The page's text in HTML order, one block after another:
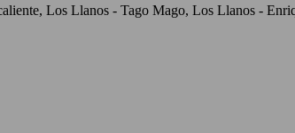
Los Llanos - Tago Mago, Los Llanos -